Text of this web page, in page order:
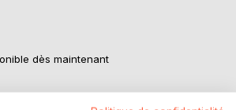
dès maintenant